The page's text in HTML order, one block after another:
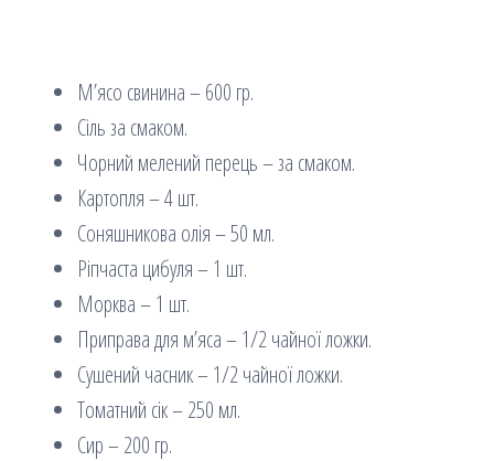
М’ясо свинина – 600 гр.
Сіль за смаком.
Чорний мелений перець – за смаком.
Картопля – 4 шт.
Соняшникова олія – 50 мл.
Ріпчаста цибуля – 1 шт.
Морква – 1 шт.
Приправа для м’яса – 1/2 чайної ложки.
Сушений часник – 1/2 чайної ложки.
Томатний сік – 250 мл.
Сир – 200 гр.